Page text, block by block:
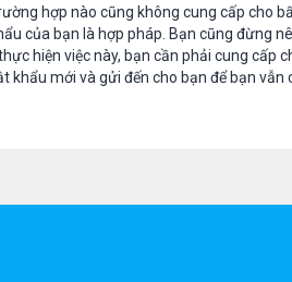
hợp nào cũng không cung cấp cho
của bạn là hợp pháp. Bạn cũng đừng
hiện việc này, bạn cần phải cung
khẩu mới và gửi đến cho bạn để bạn